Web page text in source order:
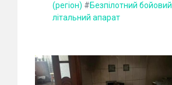
(регіон) #Безпілотний бойовий
літальний апарат